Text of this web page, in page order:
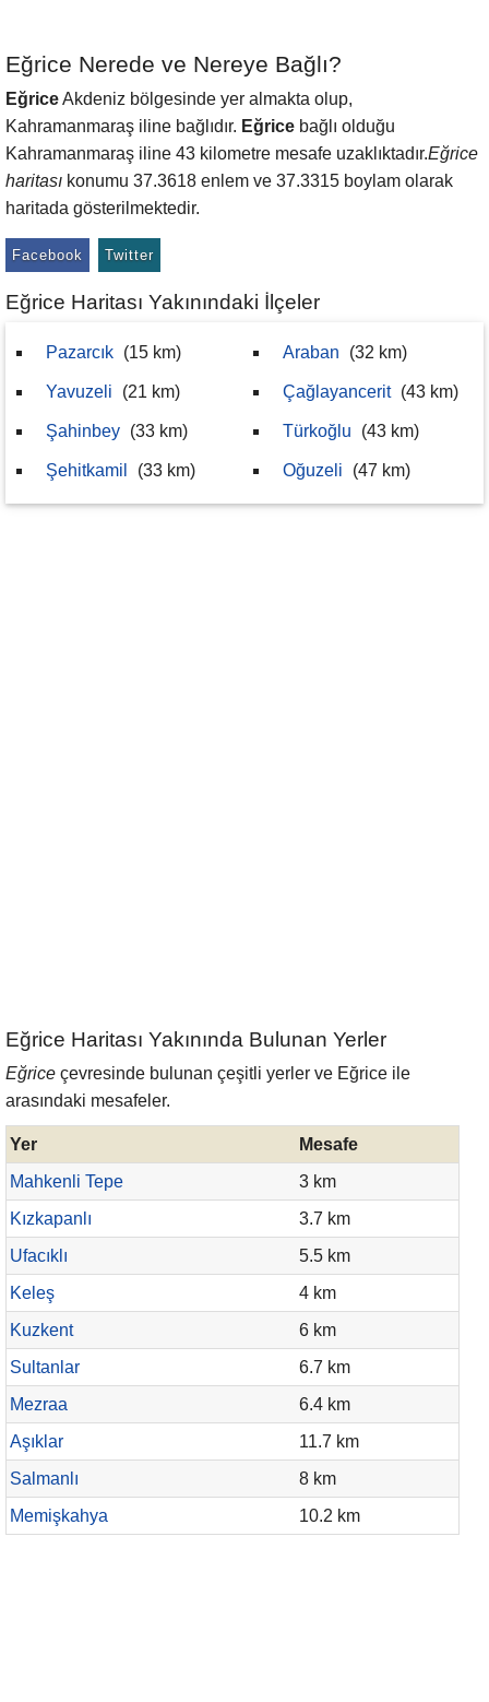
Eğrice Nerede ve Nereye Bağlı?
EğriceAkdeniz bölgesinde yer almakta olup,
Kahramanmaraş iline bağlıdır. Eğrice bağlı olduğu
Kahramanmaraş iline 43 kilometre mesafe uzaklıktadır.Eğrice
haritası konumu 37.3618 enlem ve 37.3315 boylam olarak
haritada gösterilmektedir.
Facebook Twitter
Eğrice Haritası Yakınındaki İlçeler
Pazarcık (15 km)
Yavuzeli (21 km)
Şahinbey (33 km)
Şehitkamil (33 km)
Araban (32 km)
Çağlayancerit (43 km)
Türkoğlu (43 km)
Oğuzeli (47 km)
Eğrice Haritası Yakınında Bulunan Yerler
Eğrice çevresinde bulunan çeşitli yerler ve Eğrice ile
arasındaki mesafeler.
Yer
Mesafe
Mahkenli Tepe
3 km
Kızkapanlı
3.7 km
Ufacıklı
5.5 km
Keleş
4 km
Kuzkent
6 km
Sultanlar
6.7 km
Mezraa
6.4 km
Aşıklar
11.7 km
Salmanlı
8 km
Memişkahya
10.2 km